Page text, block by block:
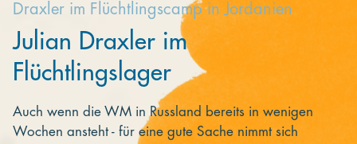
Draxler im Flüchtlingscamp in Jordanien
Julian Draxler im
Flüchtlingslager
Auch wenn die WM in Russland bereits in wenigen
Wochen ansteht - für eine gute Sache nimmt sich